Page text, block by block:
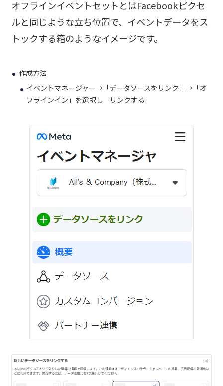
オフラインイベントセットとはFacebookピクセ
ルと同じような立ち位置で、イベントデータをス
トックする箱のようなイメージです。
作成方法
イベントマネージャー→「データソースをリンク」→「オ
フラインイン」を選択し「リンクする」